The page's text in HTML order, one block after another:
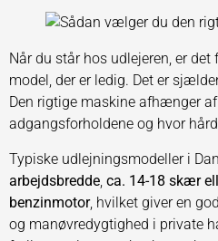
Når du står hos udlejeren, er
model, der er ledig. Det er
Den rigtige maskine afhænger
adgangsforholdene og hvor
Typiske udlejningsmodeller i
arbejdsbredde ca. 14-18 skær
benzinmotor, hvilket giver en
og manøvredygtighed i private